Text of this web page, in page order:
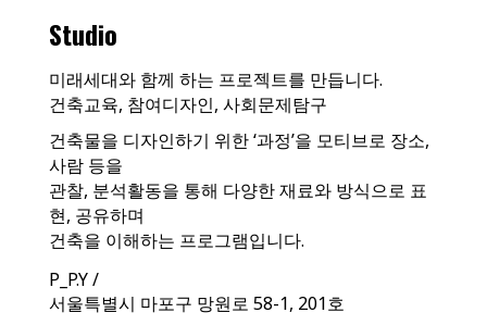
Studio
미래세대와 함께 하는 프로젝트를 만듭니다.
건축교육, 참여디자인, 사회문제탐구
건축물을 디자인하기 위한 ‘과정’을 모티브로 장소,
사람 등을
관찰, 분석활동을 통해 다양한 재료와 방식으로 표
현, 공유하며
건축을 이해하는 프로그램입니다.
P_P.Y /
서울특별시 마포구 망원로 58-1, 201호